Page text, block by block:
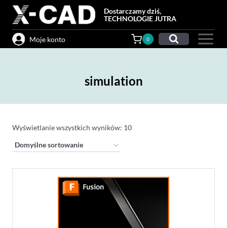
Przejdź
treści
Dostarczamy dziś,
TECHNOLOGIE JUTRA
Moje konto 0
simulation
Wyświetlanie wszystkich wyników: 10